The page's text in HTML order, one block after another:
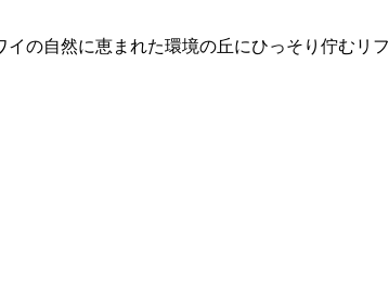
の自然に恵まれた環境の丘にひっそり佇むリ